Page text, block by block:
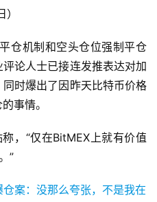
仓机制和空头仓位强制平仓
论人士已接连发推表达对加
时爆出了因昨天比特币价格
事情。
，“仅在BitMEX上就有价值
”